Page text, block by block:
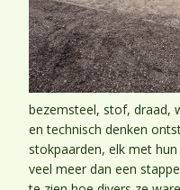
bezemsteel, stof, draad,
en technisch denken
stokpaarden, elk met
veel meer dan een